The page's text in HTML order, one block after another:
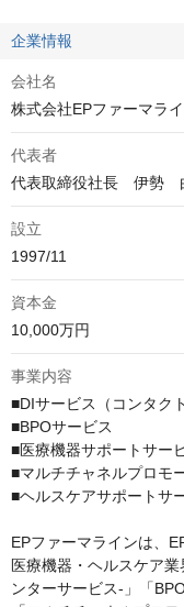
企業情報
会社名
株式会社EPファーマラ
代表者
代表取締役社長　伊勢　
設立
1997/11
資本金
10,000万円
事業内容
■DIサービス（コンタク
■BPOサービス
■医療機器サポートサー
■マルチチャネルプロモ
■ヘルスケアサポートサ
EPファーマラインは、
医療機器・ヘルスケア
ンターサービス-」「